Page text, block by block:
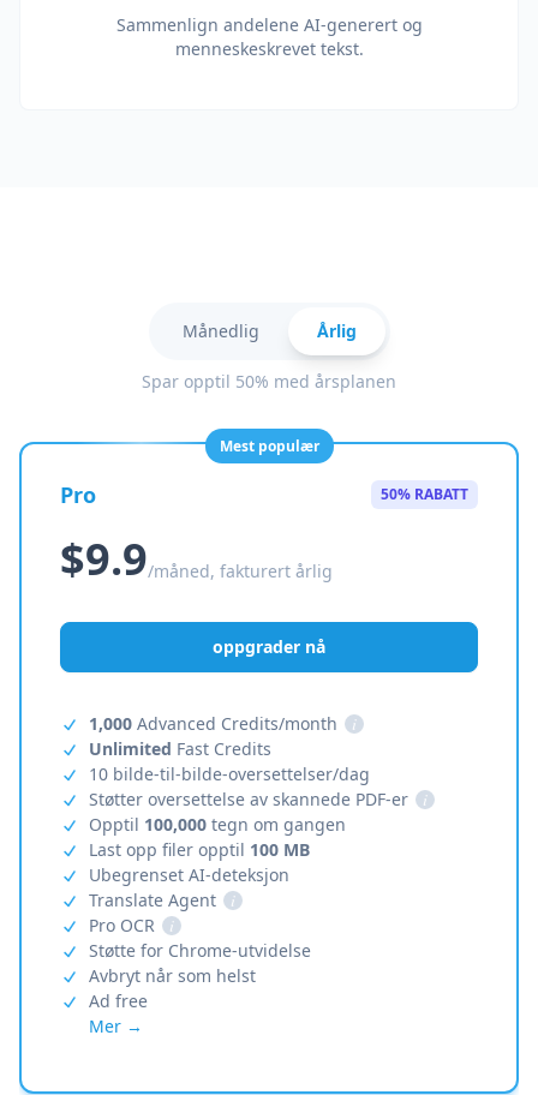
Sammenlign andelene AI-generert og
menneskeskrevet tekst.
Månedlig Årlig
Spar opptil 50% med årsplanen
Mest populær
Pro 50% RABATT
$9.9/måned, fakturert årlig
oppgrader nå
1,000 Advanced Credits/month
i
Unlimited Fast Credits
10 bilde-til-bilde-oversettelser/dag
Støtter oversettelse av skannede PDF-er
i
Opptil 100,000 tegn om gangen
Last opp filer opptil 100 MB
Ubegrenset AI-deteksjon
Translate Agent
i
Pro OCR
i
Støtte for Chrome-utvidelse
Avbryt når som helst
Ad free
Mer →